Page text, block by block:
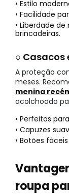
• Estilo
• Facilidade
• Liberdade
brincadeiras.
○ Casacos
A proteção
meses.
menina
acolchoado
• Perfeitos
• Capuzes
• Botões
roupa